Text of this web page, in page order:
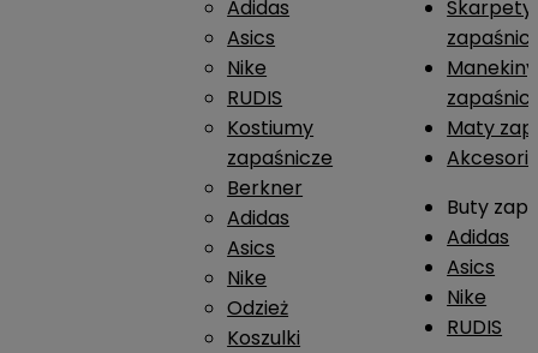
Adidas
Asics
Nike
RUDIS
Kostiumy
zapaśnicze
Berkner
Adidas
Asics
Nike
Odzież
Koszulki
Skarpety
Manekiny
Maty
Buty
Adidas
Asics
Nike
RUDIS